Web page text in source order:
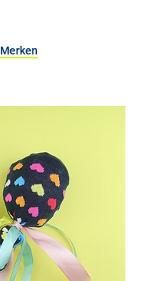
Merken